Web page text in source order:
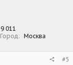
9 011
Город
Москва
#5